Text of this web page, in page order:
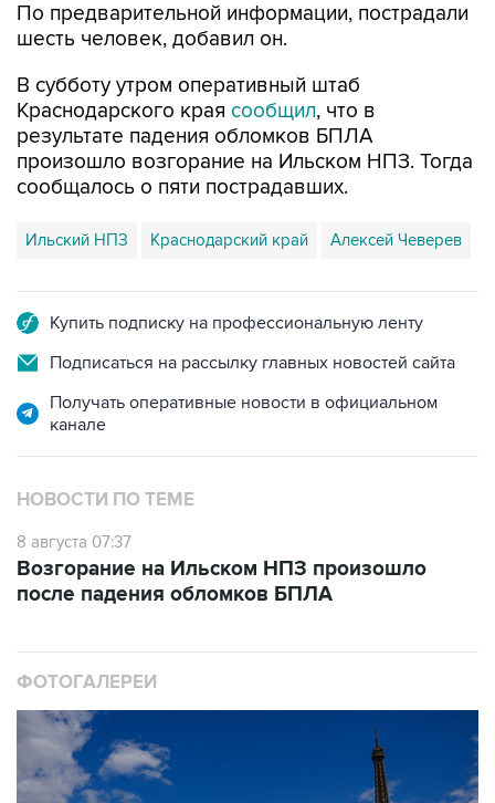
По предварительной информации, пострадали
шесть человек, добавил он.
В субботу утром оперативный штаб
Краснодарского края сообщил, что в
результате падения обломков БПЛА
произошло возгорание на Ильском НПЗ. Тогда
сообщалось о пяти пострадавших.
Ильский НПЗ Краснодарский край Алексей Чеверев
Купить подписку на профессиональную ленту
Подписаться на рассылку главных новостей сайта
Получать оперативные новости в официальном
канале
НОВОСТИ ПО ТЕМЕ
8 августа 07:37
Возгорание на Ильском НПЗ произошло
после падения обломков БПЛА
ФОТОГАЛЕРЕИ